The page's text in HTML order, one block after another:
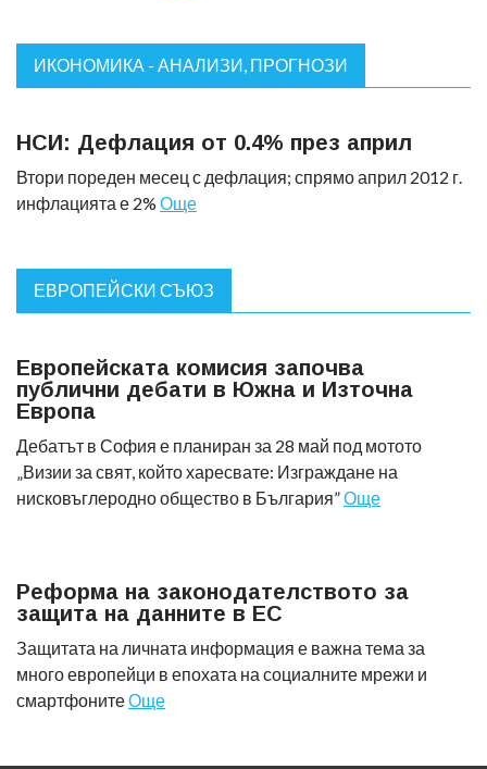
ИКОНОМИКА - АНАЛИЗИ, ПРОГНОЗИ
НСИ: Дефлация от 0.4% през април
Втори пореден месец с дефлация; спрямо април 2012 г.
инфлацията е 2% Още
ЕВРОПЕЙСКИ СЪЮЗ
Европейската комисия започва
публични дебати в Южна и Източна
Европа
Дебатът в София е планиран за 28 май под мотото
„Визии за свят, който харесвате: Изграждане на
нисковъглеродно общество в България”Още
Реформа на законодателството за
защита на данните в ЕС
Защитата на личната информация е важна тема за
много европейци в епохата на социалните мрежи и
смартфонитеОще